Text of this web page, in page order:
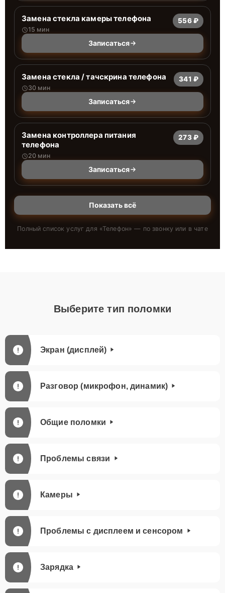
Замена стекла камеры телефона
15 мин
556 ₽
Записаться
Замена стекла / тачскрина телефона
30 мин
341 ₽
Записаться
Замена контроллера питания
телефона
20 мин
273 ₽
Записаться
Показать всё
Полный список услуг для «Телефон» — по звонку или в чате
Выберите тип поломки
Экран (дисплей)
Разговор (микрофон, динамик)
Общие поломки
Проблемы связи
Камеры
Проблемы с дисплеем и сенсором
Зарядка